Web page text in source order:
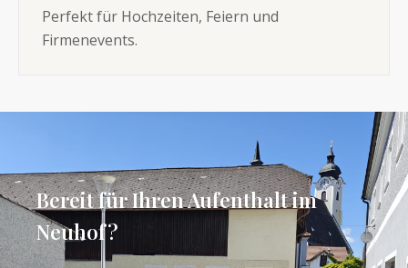
Perfekt für Hochzeiten, Feiern und
Firmenevents.
Bereit für Ihren Aufenthalt im
Neuhof?